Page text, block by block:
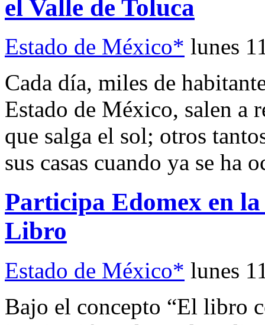
el Valle de Toluca
Estado de México* lunes
Cada día, miles de
Estado de México, salen a
que salga el sol; otros
sus casas cuando ya se ha
Participa Edomex en
Libro
Estado de México* lunes
Bajo el concepto “El libro